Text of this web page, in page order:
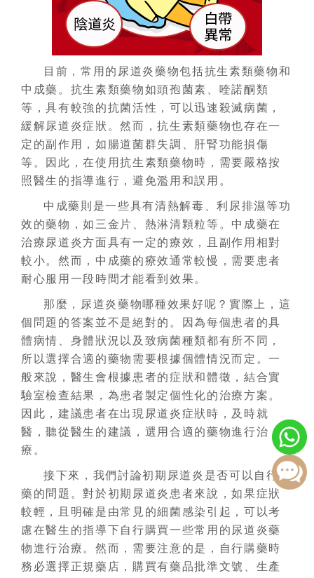
目前，常用的尿道炎藥物包括抗生素類藥物和
中成藥。抗生素類藥物如頭孢菌素、喹諾酮類
等，具有較強的抗菌活性，可以迅速殺滅病菌，
緩解尿道炎症狀。然而，抗生素類藥物也存在一
定的副作用，如腸道菌群失調、肝腎功能損傷
等。因此，在使用抗生素類藥物時，需要嚴格按
照醫生的指導進行，避免濫用和誤用。
中成藥則是一些具有清熱解毒、利尿排濕等功
效的藥物，如三金片、熱淋清顆粒等。中成藥在
治療尿道炎方面具有一定的療效，且副作用相對
較小。然而，中成藥的療效通常較慢，需要患者
耐心服用一段時間才能看到效果。
那麼，尿道炎藥物哪種效果好呢？實際上，這
個問題的答案並不是絕對的。因為每個患者的具
體病情、身體狀況以及致病菌種類都有所不同，
所以選擇合適的藥物需要根據個體情況而定。一
般來說，醫生會根據患者的症狀和體徵，結合實
驗室檢查結果，為患者製定個性化的治療方案。
因此，建議患者在出現尿道炎症狀時，及時就
醫，聽從醫生的建議，選用合適的藥物進行治
療。
接下來，我們討論初期尿道炎是否可以自行買
藥的問題。對於初期尿道炎患者來說，如果症狀
較輕，且明確是由常見的細菌感染引起，可以考
慮在醫生的指導下自行購買一些常用的尿道炎藥
物進行治療。然而，需要注意的是，自行購藥時
務必選擇正規藥店，購買有藥品批準文號、生產